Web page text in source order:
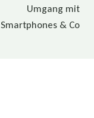
Umgang mit
Smartphones & Co